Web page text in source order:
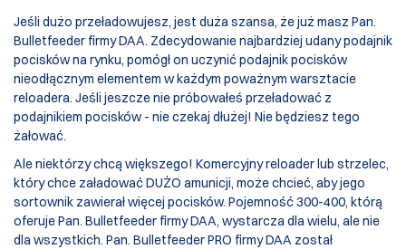
Jeśli dużo przeładowujesz, jest duża szansa, że już masz Pan.
Bulletfeeder firmy DAA. Zdecydowanie najbardziej udany podajnik
pocisków na rynku, pomógł on uczynić podajnik pocisków
nieodłącznym elementem w każdym poważnym warsztacie
reloadera. Jeśli jeszcze nie próbowałeś przeładować z
podajnikiem pocisków - nie czekaj dłużej! Nie będziesz tego
żałować.
Ale niektórzy chcą większego! Komercyjny reloader lub strzelec,
który chce załadować DUŻO amunicji, może chcieć, aby jego
sortownik zawierał więcej pocisków. Pojemność 300-400, którą
oferujePan. Bulletfeeder firmy DAA, wystarcza dla wielu, ale nie
dla wszystkich. Pan. Bulletfeeder PRO firmy DAA został